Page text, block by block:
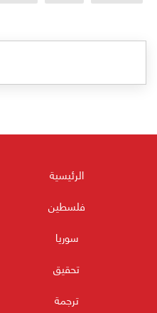
الرئيسية
فلسطين
سوريا
تحقيق
ترجمة